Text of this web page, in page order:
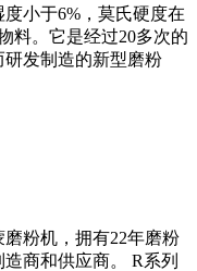
小于6%，莫氏硬度在
料。它是经过20多次的
发制造的新型磨粉
粉机，拥有22年磨粉
商和供应商。 R系列